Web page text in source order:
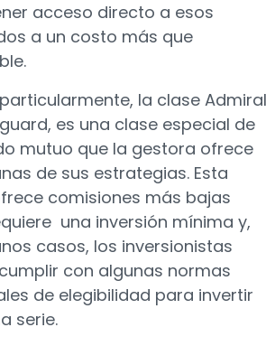
acceso directo a esos
a un costo más que
la clase Admiral
es una clase especial de
mutuo que la gestora ofrece
de sus estrategias. Esta
comisiones más bajas
una inversión mínima y,
casos, los inversionistas
con algunas normas
de elegibilidad para invertir
serie.